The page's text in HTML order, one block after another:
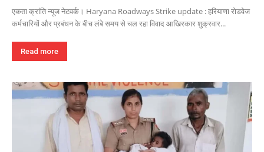
एकता क्रांति न्यूज नेटवर्क। Haryana Roadways Strike update : हरियाणा रोडवेज
कर्मचारियों और प्रबंधन के बीच लंबे समय से चल रहा विवाद आखिरकार शुक्रवार...
Read more